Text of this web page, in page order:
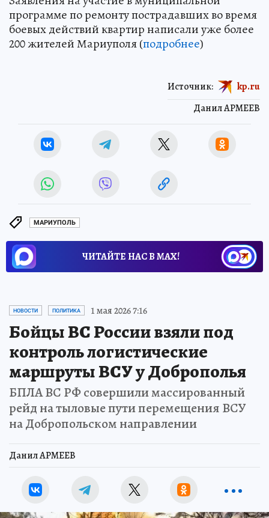
программе по ремонту пострадавших во время
боевых действий квартир написали уже более
200 жителей Мариуполя (подробнее)
Данил АРМЕЕВ
Источник: kp.ru
МАРИУПОЛЬ
ЧИТАЙТЕ НАС В МАХ!
НОВОСТИ ПОЛИТИКА 1 мая 2026 7:16
Бойцы ВС России взяли под
контроль логистические
маршруты ВСУ у Доброполья
БПЛА ВС РФ совершили массированный
рейд на тыловые пути перемещения ВСУ
на Добропольском направлении
Данил АРМЕЕВ